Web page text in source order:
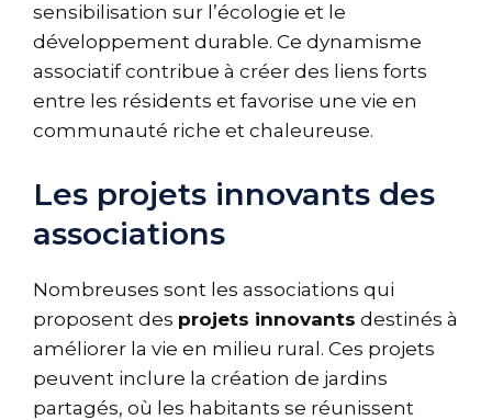
sensibilisation sur l’écologie et le
développement durable. Ce dynamisme
associatif contribue à créer des liens forts
entre les résidents et favorise une vie en
communauté riche et chaleureuse.
Les projets innovants des
associations
Nombreuses sont les associations qui
proposent des projets innovants destinés à
améliorer la vie en milieu rural. Ces projets
peuvent inclure la création de jardins
partagés, où les habitants se réunissent